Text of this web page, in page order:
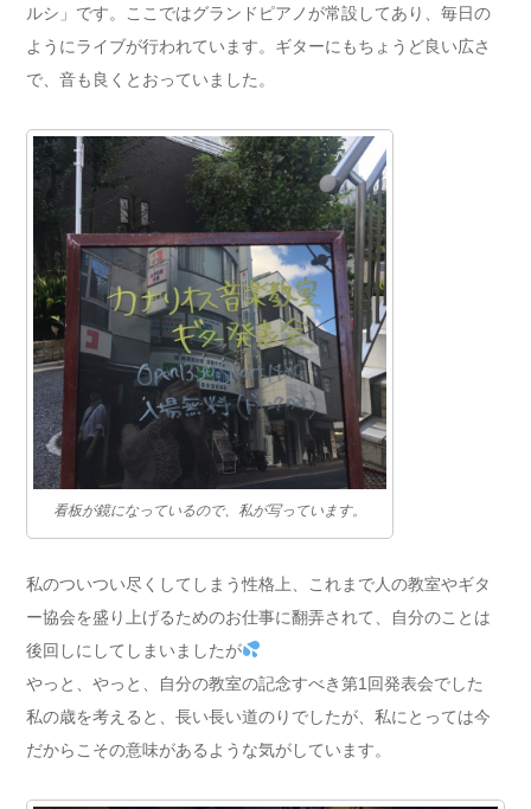
ルシ」です。ここではグランドピアノが常設してあり、毎日の
ようにライブが行われています。ギターにもちょうど良い広さ
で、音も良くとおっていました。
看板が鏡になっているので、私が写っています。
私のついつい尽くしてしまう性格上、これまで人の教室やギタ
ー協会を盛り上げるためのお仕事に翻弄されて、自分のことは
後回しにしてしまいましたが
やっと、やっと、自分の教室の記念すべき第1回発表会でした
私の歳を考えると、長い長い道のりでしたが、私にとっては今
だからこその意味があるような気がしています。